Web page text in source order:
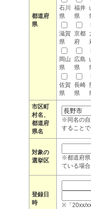
都道府
県
石川
県
福井
県
滋賀
県
京都
府
岡山
県
広島
県
佐賀
県
長崎
県
市区町
村名、
都道府
県名
※同名の自
すること
対象の
選挙区
※都道府県
ている場合
登録日
時
※「20xx/